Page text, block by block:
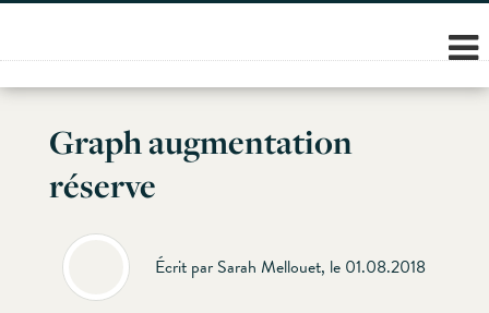
Skip
content
Graph augmentation
réserve
Écrit par Sarah Mellouet, le 01.08.2018